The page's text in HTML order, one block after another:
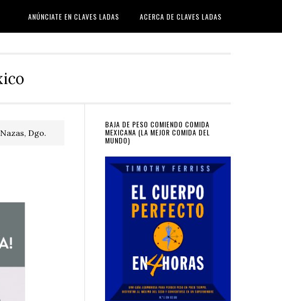
ANÚNCIATE EN CLAVES LADAS ACERCA DE CLAVES LADAS
Dgo.
Primary
Sidebar
BAJA DE PESO COMIENDO COMIDA
MEXICANA (LA MEJOR COMIDA DEL
MUNDO)